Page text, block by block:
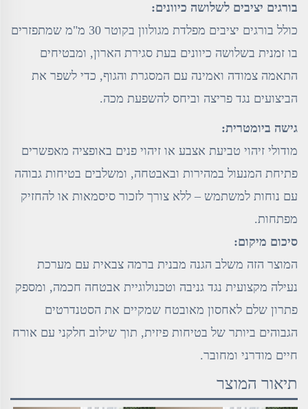
בורגים יציבים לשלושה כיוונים:
כולל בורגים יציבים מפלדת מגולוון בקוטר 30 מ"מ שמתפזרים
בו זמנית בשלושה כיוונים בעת סגירת הארון, ומבטיחים
התאמה צמודה ואמינה עם המסגרת והגוף, כדי לשפר את
הביצועים נגד פריצה וביחס להשפעת מכה.
גישה ביומטרית:
מודולי זיהוי טביעת אצבע או זיהוי פנים באופציה מאפשרים
פתיחת המנעול במהירות ובאבטחה, ומשלבים בטיחות גבוהה
עם נוחות למשתמש – ללא צורך לזכור סיסמאות או להחזיק
מפתחות.
סיכום מיקום:
המוצר הזה משלב הגנה מבנית ברמה צבאית עם מערכת
נעילה מקצועית נגד גניבה וטכנולוגיית אבטחה חכמה, ומספק
פתרון שלם לאחסון מאובטח שמקיים את הסטנדרטים
הגבוהים ביותר של בטיחות פיזית, תוך שילוב חלקני עם אורח
חיים מודרני ומחובר.
תיאור המוצר